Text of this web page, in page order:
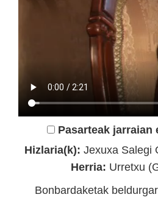
Pasarteak jarraian
Hizlaria(k): Jexuxa Salegi
Herria: Urretxu
Bonbardaketak